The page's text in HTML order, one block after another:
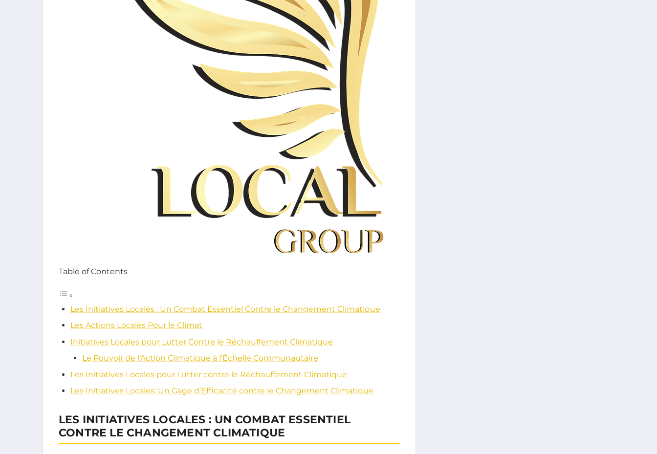
Table of Contents
Les Initiatives Locales : Un Combat Essentiel Contre le Changement Climatique
Les Actions Locales Pour le Climat
Initiatives Locales pour Lutter Contre le Réchauffement Climatique
Le Pouvoir de l’Action Climatique à l’Échelle Communautaire
Les Initiatives Locales pour Lutter contre le Réchauffement Climatique
Les Initiatives Locales: Un Gage d’Efficacité contre le Changement Climatique
LES INITIATIVES LOCALES : UN COMBAT ESSENTIEL
CONTRE LE CHANGEMENT CLIMATIQUE